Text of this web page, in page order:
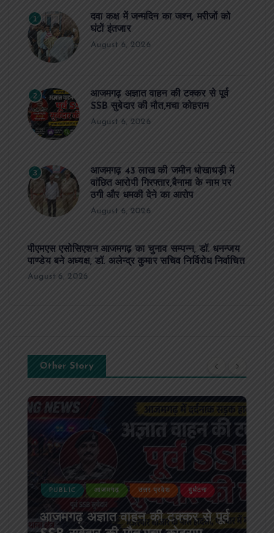
1
दवा कक्ष में जन्मदिन का जश्न, मरीजों को
घंटों इंतजार
August 6, 2026
2
आजमगढ़ अज्ञात वाहन की टक्कर से पूर्व
SSB सुबेदार की मौत,मचा कोहराम
August 6, 2026
3
आजमगढ़ 43 लाख की जमीन धोखाधड़ी में
वांछित आरोपी गिरफ्तार,बैनामा के नाम पर
ठगी और धमकी देने का आरोप
August 6, 2026
पीएमएस एसोसिएशन आजमगढ़ का चुनाव सम्पन्न, डॉ. धनन्जय
पाण्डेय बने अध्यक्ष, डॉ. अलेन्द्र कुमार सचिव निर्विरोध निर्वाचित
August 6, 2026
Other Story
PUBLIC आजमगढ़ उत्तर प्रदेश दुर्घटना
आजमगढ़ अज्ञात वाहन की टक्कर से पूर्व